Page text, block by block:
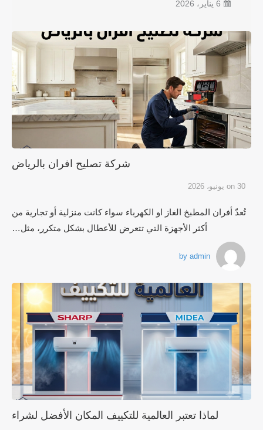
شركة تصليح افران بالرياض
on 30 يونيو، 2026
تُعدّ أفران المطبخ الغاز او الكهرباء سواء كانت منزلية أو تجارية من
أكثر الأجهزة التي تتعرض للأعطال بشكل متكرر، مثل…
by admin
لماذا تعتبر العالمية للتكييف المكان الأفضل لشراء